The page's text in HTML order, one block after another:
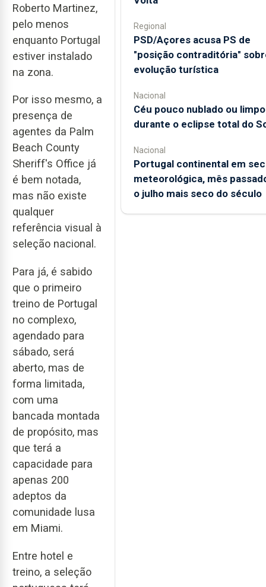
Roberto Martinez,
pelo menos
enquanto Portugal
estiver instalado
na zona.
Por isso mesmo, a
presença de
agentes da Palm
Beach County
Sheriff's Office já
é bem notada,
mas não existe
qualquer
referência visual à
seleção nacional.
Para já, é sabido
que o primeiro
treino de Portugal
no complexo,
agendado para
sábado, será
aberto, mas de
forma limitada,
com uma
bancada montada
de propósito, mas
que terá a
capacidade para
apenas 200
adeptos da
comunidade lusa
em Miami.
Entre hotel e
treino, a seleção
Regional
PSD/Açores acusa PS de
"posição contraditória"
evolução turística
Nacional
Céu pouco nublado ou limpo
durante o eclipse total do
Nacional
Portugal continental em
meteorológica, mês
o julho mais seco do século